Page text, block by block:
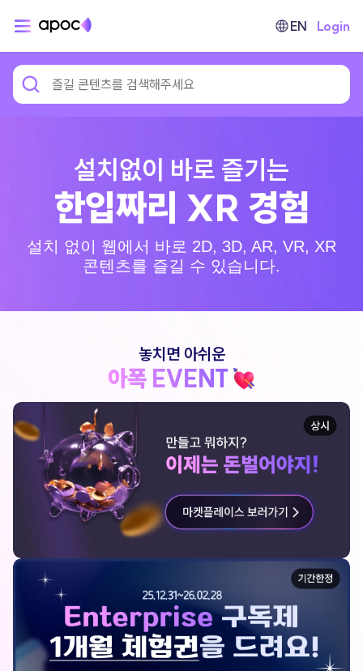
EN Login
한입짜리 XR 경험
설치 없이 웹에서 바로 2D, 3D, AR, VR, XR
콘텐츠를 즐길 수 있습니다.
놓치면 아쉬운
아폭 EVENT